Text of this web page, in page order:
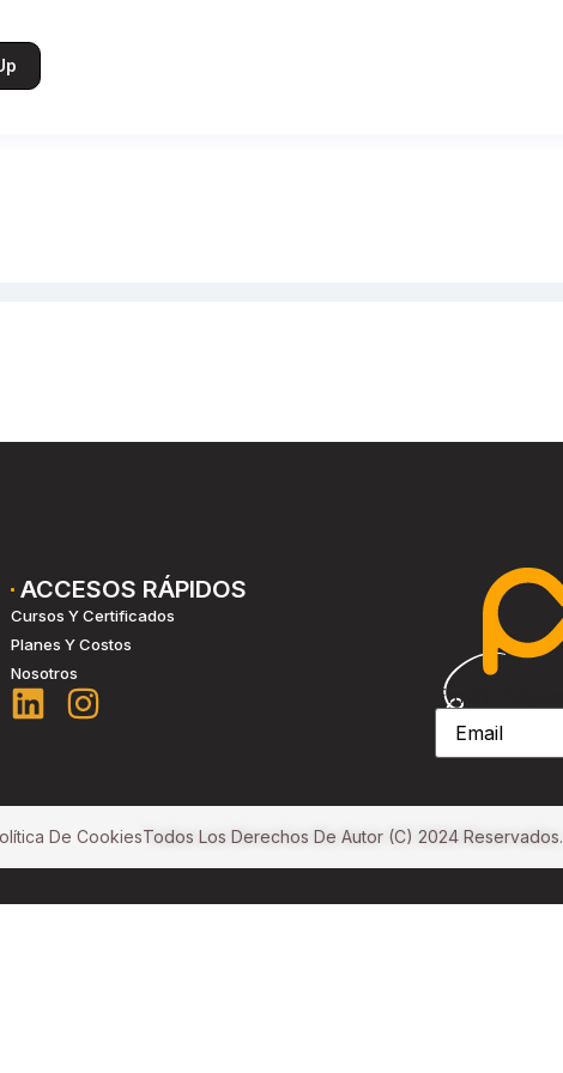
ACCESOS RÁPIDOS
Cursos Y Certificados
Planes Y Costos
Nosotros
Email
De CookiesTodos Los Derechos De Autor (c) 2024 Reservados.